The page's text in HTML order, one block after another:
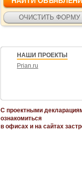
НАШИ ПРОЕКТЫ
Prian.ru
С проектными
ознакомиться
в офисах и на сайтах